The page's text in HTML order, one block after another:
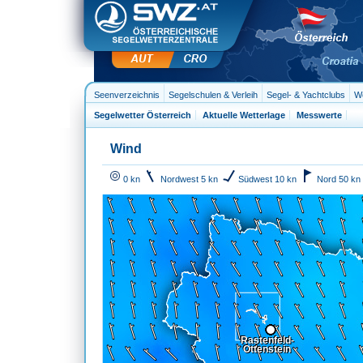
Seenverzeichnis Segelschulen & Verleih Segel- & Yachtclubs
Segelwetter Österreich Aktuelle Wetterlage Messwerte
Wind
0 kn Nordwest 5 kn Südwest 10 kn Nord 50 kn
Rastenfeld-
Ottenstein
Rastenfeld-
Ottenstein
Rastenfeld-
Ottenstein